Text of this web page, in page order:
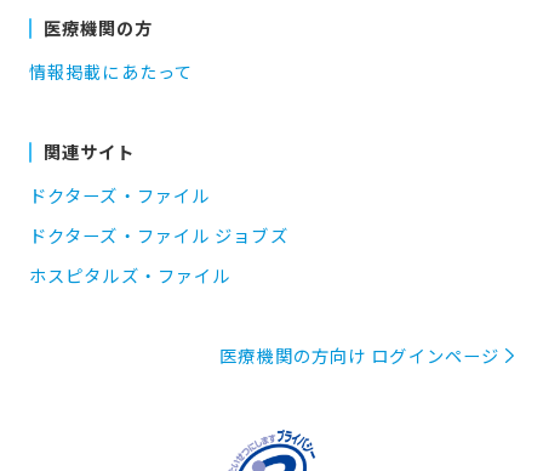
医療機関の方
情報掲載にあたって
関連サイト
ドクターズ・ファイル
ドクターズ・ファイル ジョブズ
ホスピタルズ・ファイル
医療機関の方向け ログインページ